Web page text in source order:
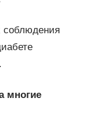
соблюдения
многие